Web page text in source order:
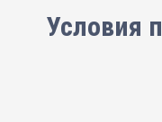
Условия